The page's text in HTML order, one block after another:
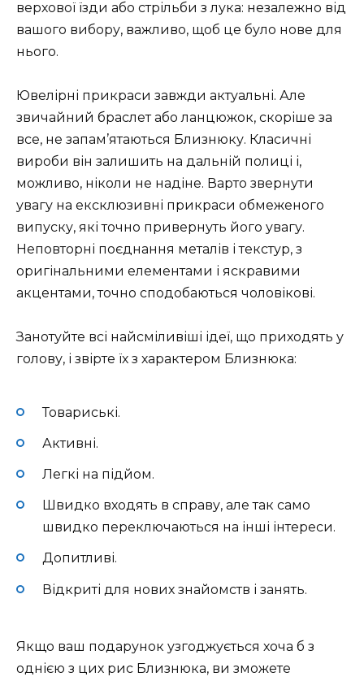
верхової їзди або стрільби з лука: незалежно від
вашого вибору, важливо, щоб це було нове для
нього.
Ювелірні прикраси завжди актуальні. Але
звичайний браслет або ланцюжок, скоріше за
все, не запам’ятаються Близнюку. Класичні
вироби він залишить на дальній полиці і,
можливо, ніколи не надіне. Варто звернути
увагу на ексклюзивні прикраси обмеженого
випуску, які точно привернуть його увагу.
Неповторні поєднання металів і текстур, з
оригінальними елементами і яскравими
акцентами, точно сподобаються чоловікові.
Занотуйте всі найсміливіші ідеї, що приходять у
голову, і звірте їх з характером Близнюка:
Товариські.
Активні.
Легкі на підйом.
Швидко входять в справу, але так само
швидко переключаються на інші інтереси.
Допитливі.
Відкриті для нових знайомств і занять.
Якщо ваш подарунок узгоджується хоча б з
однією з цих рис Близнюка, ви зможете